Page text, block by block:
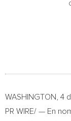
WASHINGTON 4
PR WIRE/ — En